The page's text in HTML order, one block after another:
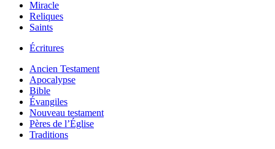
Miracle
Reliques
Saints
Écritures
Ancien Testament
Apocalypse
Bible
Évangiles
Nouveau testament
Pères de l’Église
Traditions